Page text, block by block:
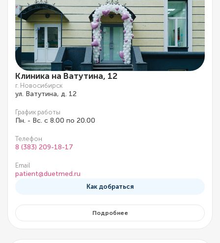
Клиника на Ватутина, 12
г. Новосибирск
ул. Ватутина, д. 12
График работы
Пн. - Вс. с 8.00 по 20.00
Телефон
8 (383) 209-18-17
Email
patient@duetmed.ru
Как добраться
Подробнее